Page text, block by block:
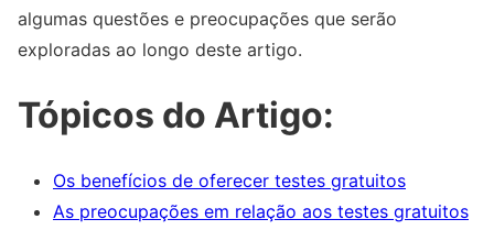
algumas questões e preocupações que serão
exploradas ao longo deste artigo.
Tópicos do Artigo:
Os benefícios de oferecer testes gratuitos
As preocupações em relação aos testes gratuitos